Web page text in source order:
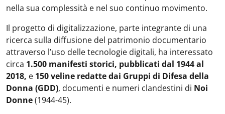
nella sua complessità e nel suo continuo movimento.
Il progetto di digitalizzazione, parte integrante di una
ricerca sulla diffusione del patrimonio documentario
attraverso l’uso delle tecnologie digitali, ha interessato
circa 1.500 manifesti storici, pubblicati dal 1944 al
2018, e 150 veline redatte dai Gruppi di Difesa della
Donna (GDD), documenti e numeri clandestini di Noi
Donne(1944-45).